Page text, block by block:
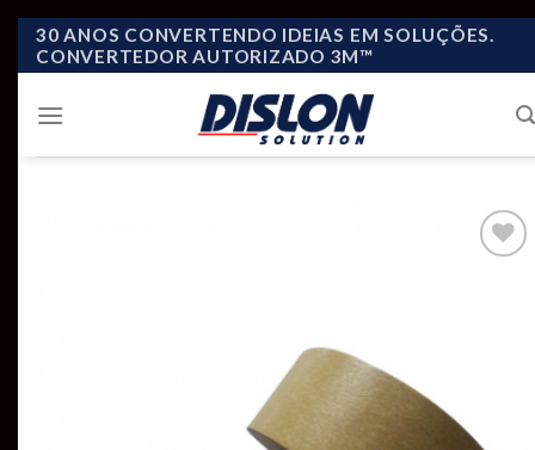
Skip
30 ANOS CONVERTENDO IDEIAS EM SOLUÇÕES.
CONVERTEDOR AUTORIZADO 3M™